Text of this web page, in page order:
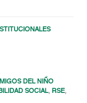
DEL NIÑO
SOCIAL, RSE,